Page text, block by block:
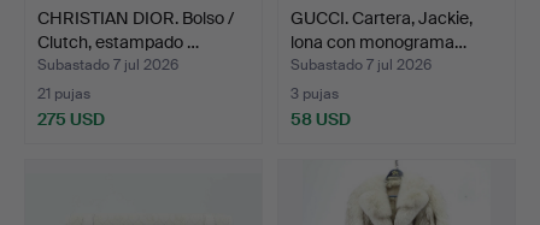
CHRISTIAN DIOR. Bolso /
Clutch, estampado …
Subastado 7 jul 2026
21 pujas
275 USD
GUCCI. Cartera, Jackie,
lona con monograma…
Subastado 7 jul 2026
3 pujas
58 USD